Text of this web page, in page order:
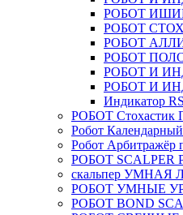
РОБОТ
РОБОТ
РОБОТ
РОБОТ
РОБОТ И
РОБОТ И
Индикатор
РОБОТ Стохастик
Робот
Робот Арбитражёр
РОБОТ SCALPER
скальпер УМНАЯ
РОБОТ УМНЫЕ
РОБОТ BOND